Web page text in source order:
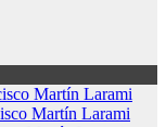
Martín Larami
Martín Larami